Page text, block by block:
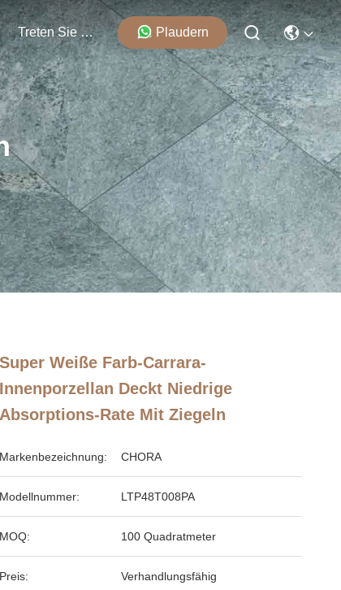
Treten Sie Mit Uns In Verbindung Plaudern
Super Weiße Farb-Carrara-
Innenporzellan Deckt Niedrige
Absorptions-Rate Mit Ziegeln
Markenbezeichnung: CHORA
Modellnummer: LTP48T008PA
MOQ: 100 Quadratmeter
Preis: Verhandlungsfähig